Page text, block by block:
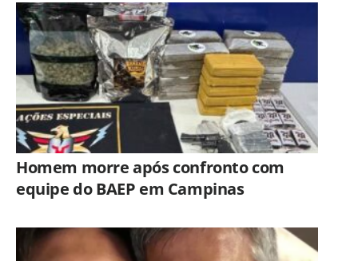
Homem morre após confronto com
equipe do BAEP em Campinas